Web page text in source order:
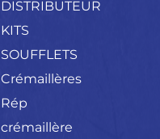
DISTRIBUTEUR
KITS
SOUFFLETS
Crémaillères
Rép
crémaillère